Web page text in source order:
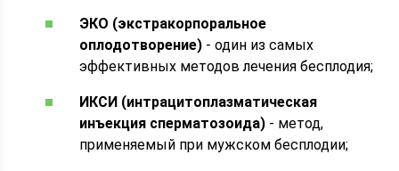
ЭКО (экстракорпоральное
оплодотворение) - один из самых
эффективных методов лечения бесплодия;
ИКСИ (интрацитоплазматическая
инъекция сперматозоида) - метод,
применяемый при мужском бесплодии;